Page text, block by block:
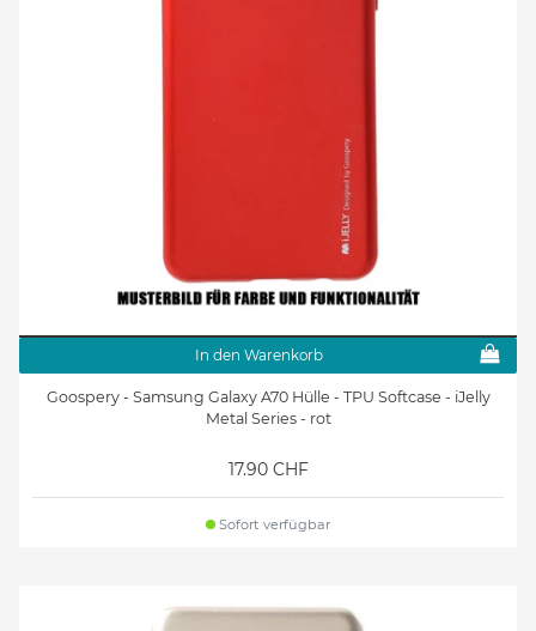
In den Warenkorb
Goospery - Samsung Galaxy A70 Hülle - TPU Softcase - iJelly
Metal Series - rot
17.90 CHF
Sofort verfügbar